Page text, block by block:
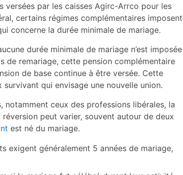
versées par les caisses Agirc-Arrco pour les
certains régimes complémentaires imposent
concerne la durée minimale de mariage.
durée minimale de mariage n’est imposée
de remariage, cette pension complémentaire
de base continue à être versée. Cette
qui envisage une nouvelle union.
notamment ceux des professions libérales, la
peut varier, souvent autour de deux
est né du mariage.
exigent généralement 5 années de mariage,